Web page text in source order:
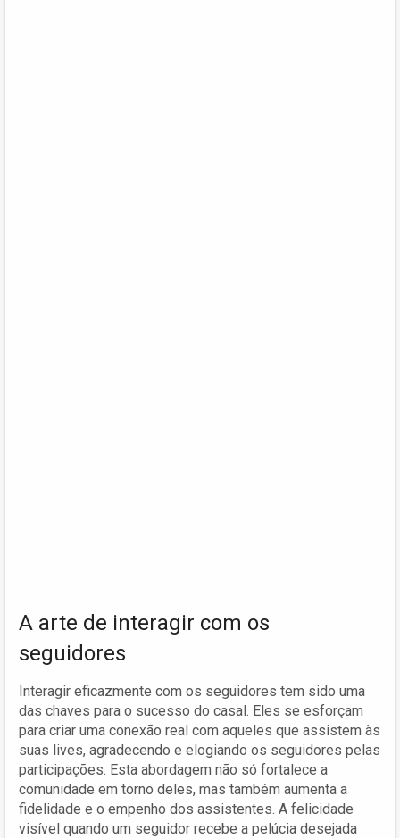
A arte de interagir com os
seguidores
Interagir eficazmente com os seguidores tem sido uma
das chaves para o sucesso do casal. Eles se esforçam
para criar uma conexão real com aqueles que assistem às
suas lives, agradecendo e elogiando os seguidores pelas
participações. Esta abordagem não só fortalece a
comunidade em torno deles, mas também aumenta a
fidelidade e o empenho dos assistentes. A felicidade
visível quando um seguidor recebe a pelúcia desejada